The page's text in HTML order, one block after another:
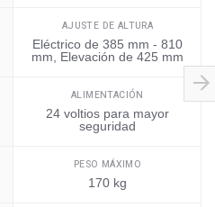
AJUSTE DE ALTURA
Eléctrico de 385 mm - 810
mm, Elevación de 425 mm
ALIMENTACIÓN
24 voltios para mayor
seguridad
PESO MÁXIMO
170 kg